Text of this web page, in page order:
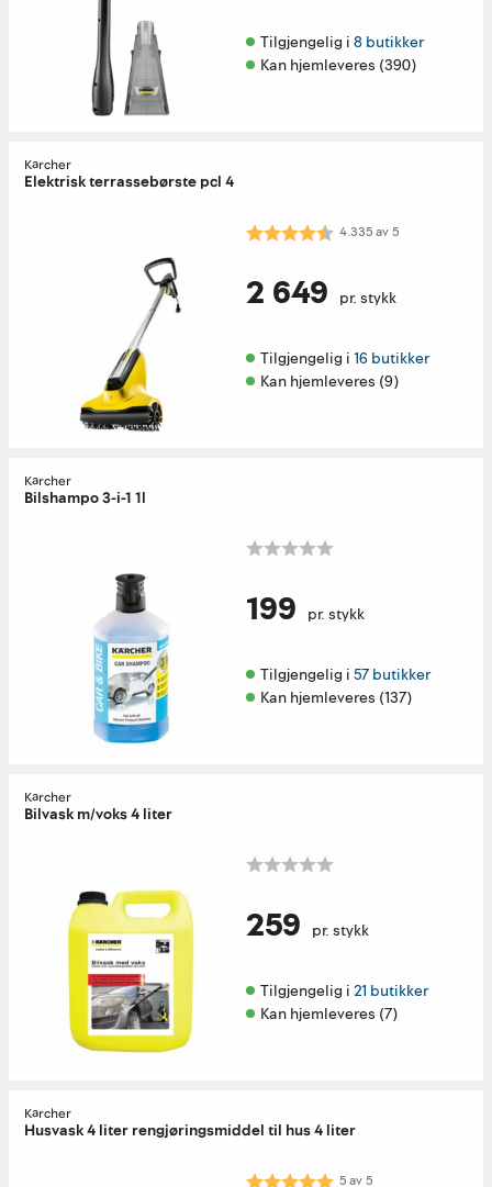
Tilgjengelig i 8 butikker
Kan hjemleveres (390)
Kärcher
Elektrisk terrassebørste pcl 4
Karakter: 4.3 av 5 mulige
4.335av5
2 649 pr. stykk
Tilgjengelig i 16 butikker
Kan hjemleveres (9)
Kärcher
Bilshampo 3-i-1 1l
199 pr. stykk
Tilgjengelig i 57 butikker
Kan hjemleveres (137)
Kärcher
Bilvask m/voks 4 liter
259 pr. stykk
Tilgjengelig i 21 butikker
Kan hjemleveres (7)
Kärcher
Husvask 4 liter rengjøringsmiddel til hus 4 liter
Karakter: 5.0 av 5 mulige
5av5